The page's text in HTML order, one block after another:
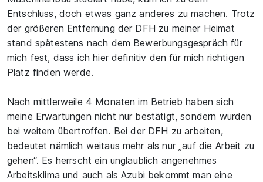
Entschluss, doch etwas ganz anderes zu machen. Trotz
der größeren Entfernung der DFH zu meiner Heimat
stand spätestens nach dem Bewerbungsgespräch für
mich fest, dass ich hier definitiv den für mich richtigen
Platz finden werde.⁠
Nach mittlerweile 4 Monaten im Betrieb haben sich
meine Erwartungen nicht nur bestätigt, sondern wurden
bei weitem übertroffen. Bei der DFH zu arbeiten,
bedeutet nämlich weitaus mehr als nur „auf die Arbeit zu
gehen“. Es herrscht ein unglaublich angenehmes
Arbeitsklima und auch als Azubi bekommt man eine